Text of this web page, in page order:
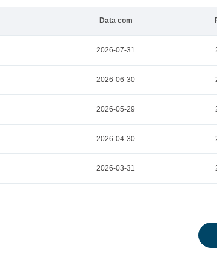
Data com
2026-07-31
2026-06-30
2026-05-29
2026-04-30
2026-03-31